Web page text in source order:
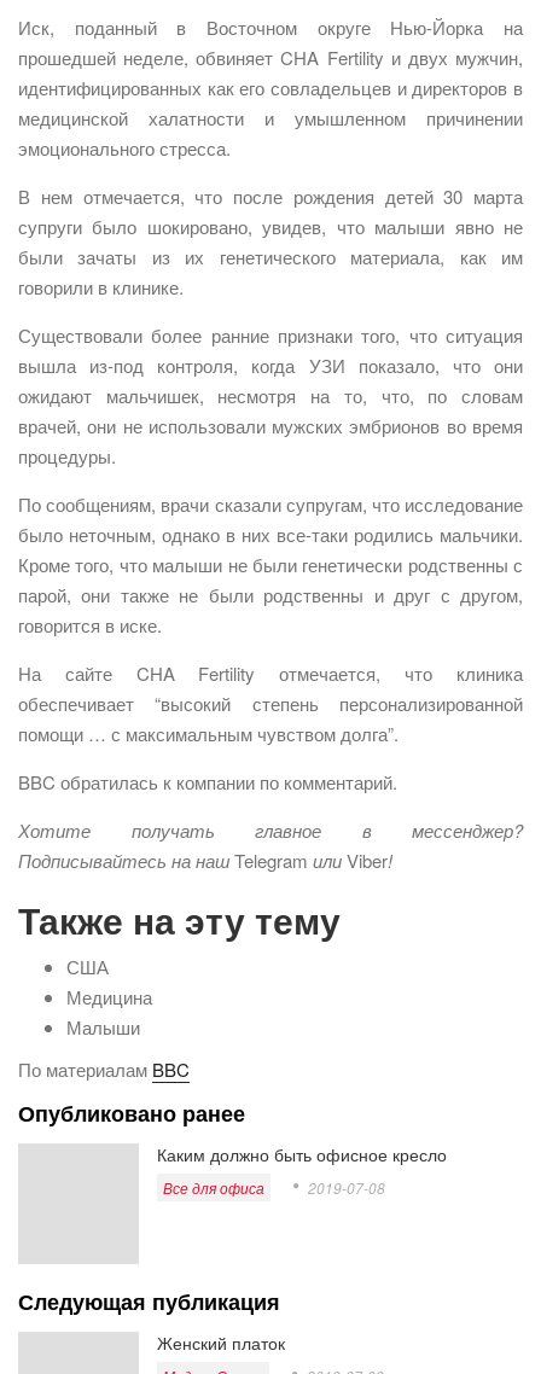
Иск, поданный в Восточном округе Нью-Йорка на
прошедшей неделе, обвиняет CHA Fertility и двух мужчин,
идентифицированных как его совладельцев и директоров в
медицинской халатности и умышленном причинении
эмоционального стресса.
В нем отмечается, что после рождения детей 30 марта
супруги было шокировано, увидев, что малыши явно не
были зачаты из их генетического материала, как им
говорили в клинике.
Существовали более ранние признаки того, что ситуация
вышла из-под контроля, когда УЗИ показало, что они
ожидают мальчишек, несмотря на то, что, по словам
врачей, они не использовали мужских эмбрионов во время
процедуры.
По сообщениям, врачи сказали супругам, что исследование
было неточным, однако в них все-таки родились мальчики.
Кроме того, что малыши не были генетически родственны с
парой, они также не были родственны и друг с другом,
говорится в иске.
На сайте CHA Fertility отмечается, что клиника
обеспечивает “высокий степень персонализированной
помощи … с максимальным чувством долга”.
BBC обратилась к компании по комментарий.
Хотите получать главное в мессенджер?
Подписывайтесь на нашTelegram илиViber!
Также на эту тему
США
Медицина
Малыши
По материалам BBC
Опубликовано ранее
Каким должно быть офисное кресло
Все для офиса 2019-07-08
Следующая публикация
Женский платок